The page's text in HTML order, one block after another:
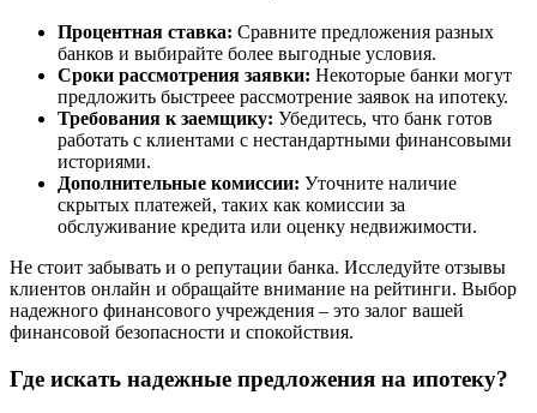
Процентная ставка: Сравните предложения разных
банков и выбирайте более выгодные условия.
Сроки рассмотрения заявки: Некоторые банки могут
предложить быстреее рассмотрение заявок на ипотеку.
Требования к заемщику: Убедитесь, что банк готов
работать с клиентами с нестандартными финансовыми
историями.
Дополнительные комиссии: Уточните наличие
скрытых платежей, таких как комиссии за
обслуживание кредита или оценку недвижимости.
Не стоит забывать и о репутации банка. Исследуйте отзывы
клиентов онлайн и обращайте внимание на рейтинги. Выбор
надежного финансового учреждения – это залог вашей
финансовой безопасности и спокойствия.
Где искать надежные предложения на ипотеку?